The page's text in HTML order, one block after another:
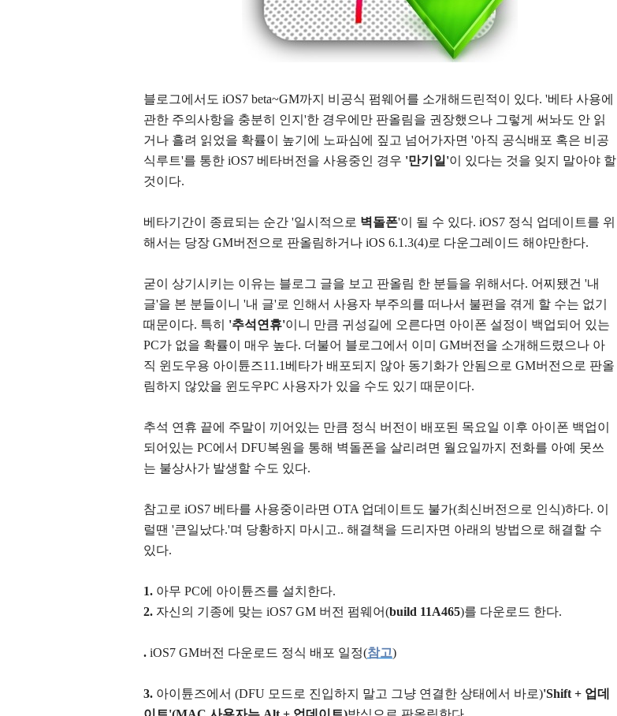
블로그에서도 iOS7 beta~GM까지 비공식 펌웨어를 소개해드린적이 있다. '베타 사용에
관한 주의사항을 충분히 인지'한 경우에만 판올림을 권장했으나 그렇게 써놔도 안 읽
거나 흘려 읽었을 확률이 높기에 노파심에 짚고 넘어가자면 '아직 공식배포 혹은 비공
식루트'를 통한 iOS7 베타버전을 사용중인 경우 '만기일'이 있다는 것을 잊지 말아야 할
것이다.
베타기간이 종료되는 순간 '일시적으로 벽돌폰'이 될 수 있다. iOS7 정식 업데이트를 위
해서는 당장 GM버전으로 판올림하거나 iOS 6.1.3(4)로 다운그레이드 해야만한다.
굳이 상기시키는 이유는 블로그 글을 보고 판올림 한 분들을 위해서다. 어찌됐건 '내
글'을 본 분들이니 '내 글'로 인해서 사용자 부주의를 떠나서 불편을 겪게 할 수는 없기
때문이다. 특히 '추석연휴'이니 만큼 귀성길에 오른다면 아이폰 설정이 백업되어 있는
PC가 없을 확률이 매우 높다. 더불어 블로그에서 이미 GM버전을 소개해드렸으나 아
직 윈도우용 아이튠즈11.1베타가 배포되지 않아 동기화가 안됨으로 GM버전으로 판올
림하지 않았을 윈도우PC 사용자가 있을 수도 있기 때문이다.
추석 연휴 끝에 주말이 끼어있는 만큼 정식 버전이 배포된 목요일 이후 아이폰 백업이
되어있는 PC에서 DFU복원을 통해 벽돌폰을 살리려면 월요일까지 전화를 아예 못쓰
는 불상사가 발생할 수도 있다.
참고로 iOS7 베타를 사용중이라면 OTA 업데이트도 불가(최신버전으로 인식)하다. 이
럴땐 '큰일났다.'며 당황하지 마시고.. 해결책을 드리자면 아래의 방법으로 해결할 수
있다.
1. 아무 PC에 아이튠즈를 설치한다.
2. 자신의 기종에 맞는 iOS7 GM 버전 펌웨어(build 11A465)를 다운로드 한다.
. iOS7 GM버전 다운로드 정식 배포 일정(참고)
3. 아이튠즈에서 (DFU 모드로 진입하지 말고 그냥 연결한 상태에서 바로)'Shift + 업데